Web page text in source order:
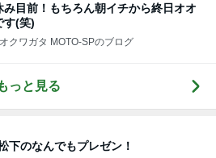
み目前！もちろん朝イチから終日オオ
す(笑)
クワガタ MOTO-SPのブログ
っと見る
下のなんでもプレゼン！